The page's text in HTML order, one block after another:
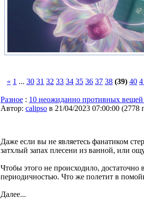
« 1 ... 30 31 32 33 34 35 36 37 38 (39) 40
Разное : 10 неожиданно противных
Автор: calipso в 21/04/2023 07:00:00 (2778
Даже если вы не являетесь фанатиком
затхлый запах плесени из ванной, или
Чтобы этого не происходило, достаточно
периодичностью. Что же полетит в
Далее...